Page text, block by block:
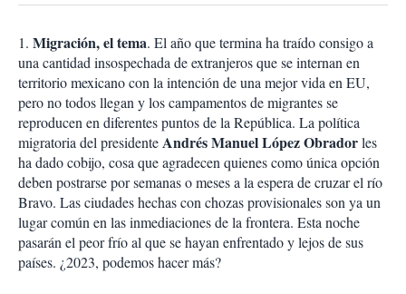
o
m
p
a
r
t
i
r
1. Migración, el tema. El año que termina ha traído consigo a
una cantidad insospechada de extranjeros que se internan en
territorio mexicano con la intención de una mejor vida en EU,
pero no todos llegan y los campamentos de migrantes se
reproducen en diferentes puntos de la República. La política
migratoria del presidenteAndrés Manuel López Obradorles
ha dado cobijo, cosa que agradecen quienes como única opción
deben postrarse por semanas o meses a la espera de cruzar el río
Bravo. Las ciudades hechas con chozas provisionales son ya un
lugar común en las inmediaciones de la frontera. Esta noche
pasarán el peor frío al que se hayan enfrentado y lejos de sus
países. ¿2023, podemos hacer más?